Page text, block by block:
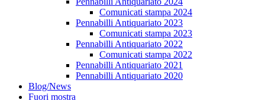
Comunicati stampa 2024
Pennabilli Antiquariato 2023
Comunicati stampa 2023
Pennabilli Antiquariato 2022
Comunicati stampa 2022
Pennabilli Antiquariato 2021
Pennabilli Antiquariato 2020
Blog/News
Fuori mostra